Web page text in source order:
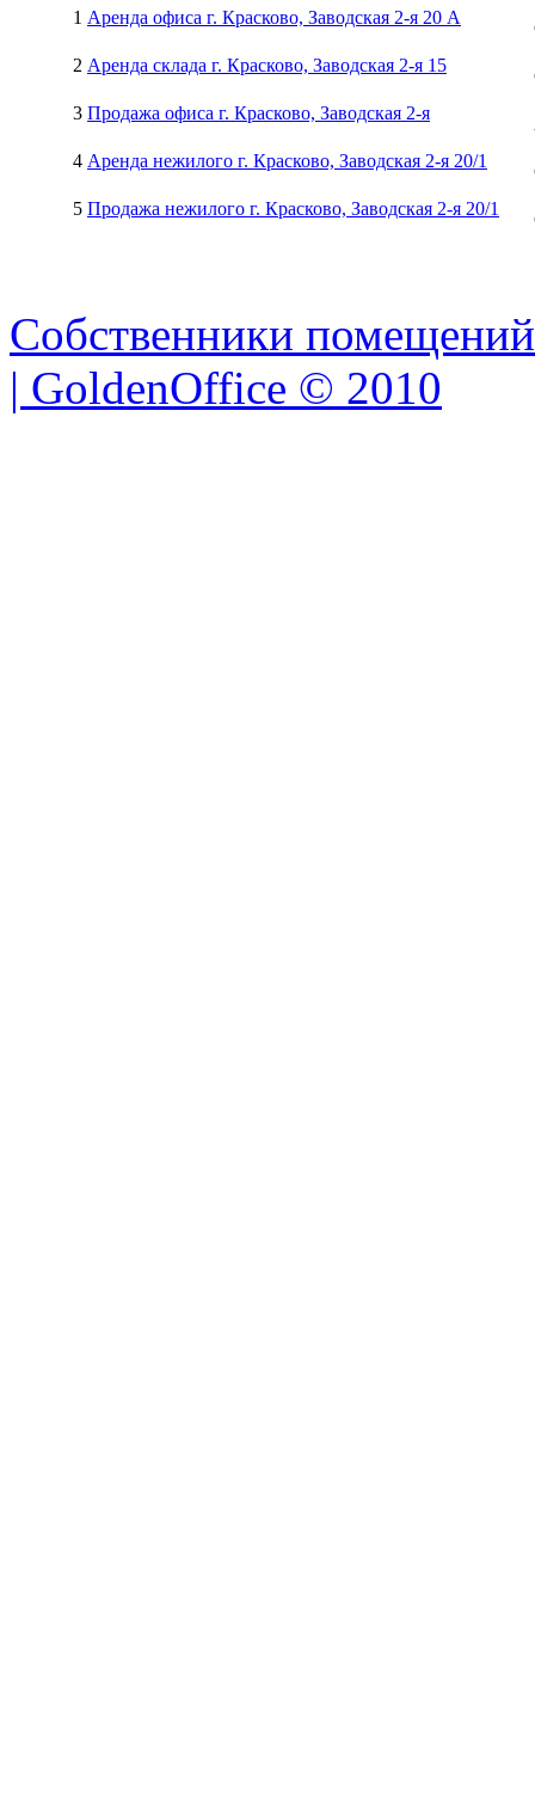
1 Аренда офиса г. Красково, Заводская 2-я 20 А
2 Аренда склада г. Красково, Заводская 2-я 15
3 Продажа офиса г. Красково, Заводская 2-я
4 Аренда нежилого г. Красково, Заводская 2-я 20/1
5 Продажа нежилого г. Красково, Заводская 2-я 20/1
Собственники
| GoldenOffice © 2010